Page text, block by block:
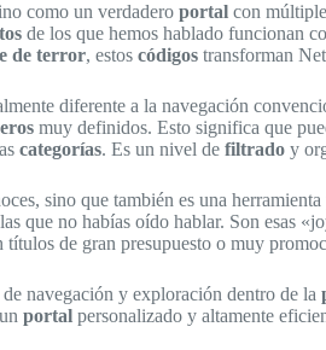
como un verdadero portal con
de los que hemos hablado funcionan
de terror, estos códigos transforman
diferente a la navegación
muy definidos. Esto significa que
categorías. Es un nivel de filtrado y
sino que también es una
que no habías oído hablar. Son esas
de gran presupuesto o muy
navegación y exploración dentro de la
portal personalizado y altamente